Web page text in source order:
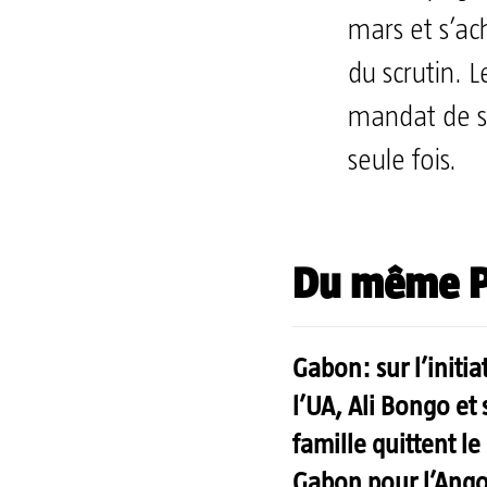
mars et
du scrutin.
mandat de
seule fois.
Du même
Gabon: sur
l’UA, Ali Bongo et
famille quittent le